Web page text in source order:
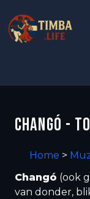
CHANGÓ -
Home >
Changó (ook
van donder,